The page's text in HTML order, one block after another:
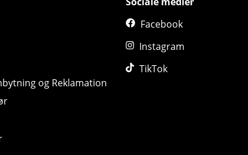
og Reklamation
Facebook
Instagram
TikTok